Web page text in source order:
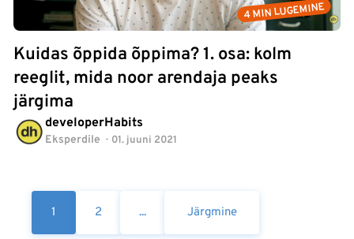
4 MIN LUGEMINE
Kuidas õppida õppima? 1. osa: kolm
reeglit, mida noor arendaja peaks
järgima
developerHabits
Eksperdile 01. juuni 2021
1 2 ... Järgmine